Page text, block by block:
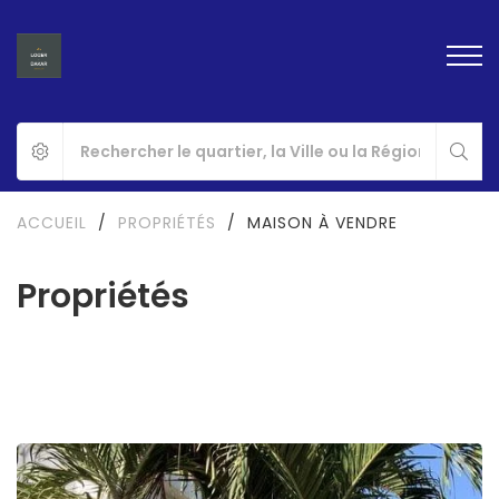
Propriétés
ACCUEIL / PROPRIÉTÉS / MAISON À VENDRE